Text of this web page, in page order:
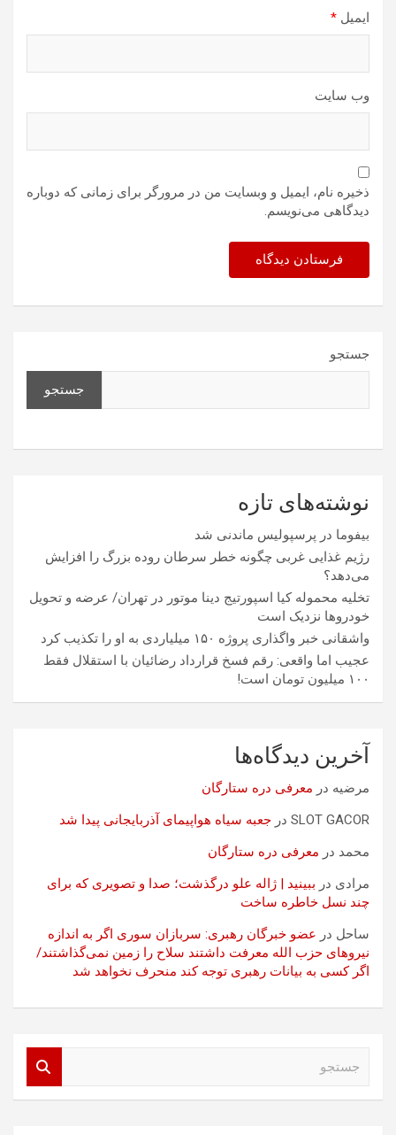
ایمیل *
وب‌ سایت
ذخیره نام، ایمیل و وبسایت من در مرورگر برای زمانی که دوباره
دیدگاهی می‌نویسم.
جستجو
جستجو
نوشته‌های تازه
بیفوما در پرسپولیس ماندنی شد
رژیم غذایی غربی چگونه خطر سرطان روده بزرگ را افزایش
می‌دهد؟
تخلیه محموله کیا اسپورتیج دینا موتور در تهران/ عرضه و تحویل
خودروها نزدیک است
واشقانی خبر واگذاری پروژه ۱۵۰ میلیاردی به او را تکذیب کرد
عجیب اما واقعی: رقم فسخ قرارداد رضائیان با استقلال فقط
۱۰۰ میلیون تومان است!
آخرین دیدگاه‌ها
مرضیه در معرفی دره ستارگان
SLOT GACOR در جعبه سیاه هواپیمای آذربایجانی پیدا شد
محمد در معرفی دره ستارگان
مرادی در ببینید | ژاله علو درگذشت؛ صدا و تصویری که برای
چند نسل خاطره ساخت
ساحل در عضو خبرگان رهبری: سربازان سوری اگر به اندازه
نیروهای حزب الله معرفت داشتند سلاح را زمین نمی‌گذاشتند/
اگر کسی به بیانات رهبری توجه کند منحرف نخواهد شد